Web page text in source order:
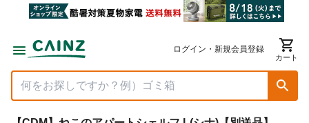
ログイン・新規会員登録
カート